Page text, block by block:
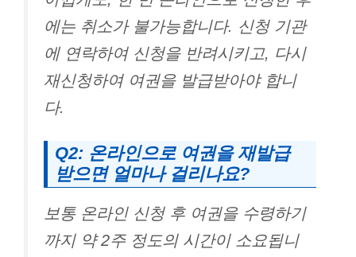
에는 취소가 불가능합니다. 신청 기관
에 연락하여 신청을 반려시키고, 다시
재신청하여 여권을 발급받아야 합니
다.
Q2: 온라인으로 여권을 재발급
받으면 얼마나 걸리나요?
보통 온라인 신청 후 여권을 수령하기
까지 약 2주 정도의 시간이 소요됩니